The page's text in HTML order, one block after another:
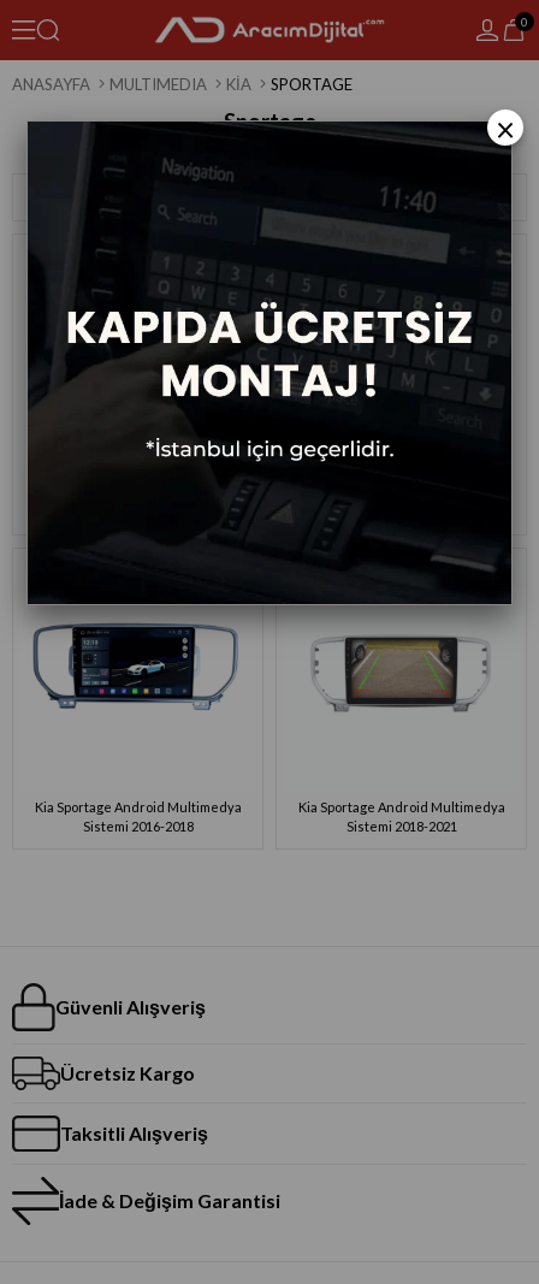
0
ANASAYFA MULTIMEDIA KIA SPORTAGE
Sportage
Filtreleme
Kia Sportage Android Multimedya
Sistemi 2016-2018
Kia Sportage Android Multimedya
Sistemi 2018-2021
Güvenli Alışveriş
Ücretsiz Kargo
Taksitli Alışveriş
İade & Değişim Garantisi
×